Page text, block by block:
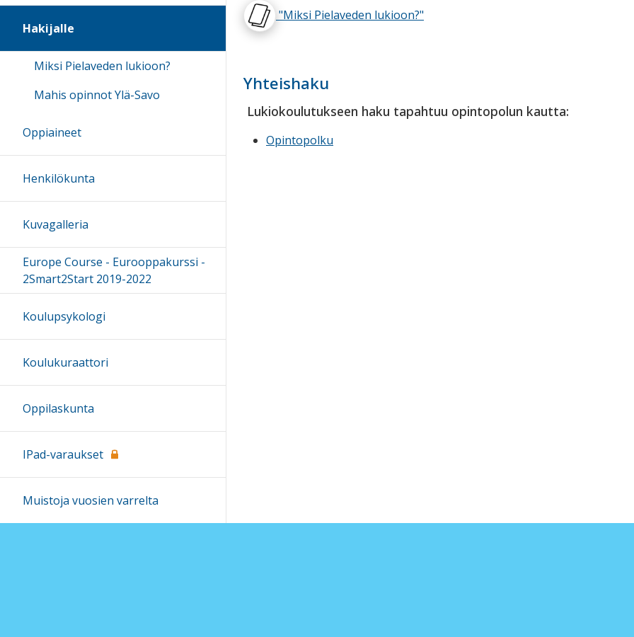
"Miksi Pielaveden lukioon?"
Yhteishaku
Lukiokoulutukseen haku tapahtuu opintopolun kautta:
Opintopolku
Hakijalle
Miksi Pielaveden lukioon?
Mahis opinnot Ylä-Savo
Oppiaineet
Henkilökunta
Kuvagalleria
Europe Course - Eurooppakurssi -
2Smart2Start 2019-2022
Koulupsykologi
Koulukuraattori
Oppilaskunta
IPad-varaukset
Muistoja vuosien varrelta